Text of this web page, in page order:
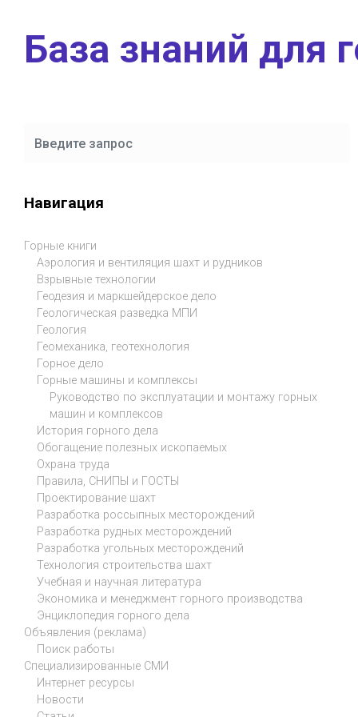
База знаний для
Навигация
Горные книги
Аэрология и вентиляция шахт и рудников
Взрывные технологии
Геодезия и маркшейдерское дело
Геологическая разведка МПИ
Геология
Геомеханика, геотехнология
Горное дело
Горные машины и комплексы
Руководство по эксплуатации и монтажу горных
машин и комплексов
История горного дела
Обогащение полезных ископаемых
Охрана труда
Правила, СНИПЫ и ГОСТЫ
Проектирование шахт
Разработка россыпных месторождений
Разработка рудных месторождений
Разработка угольных месторождений
Технология строительства шахт
Учебная и научная литература
Экономика и менеджмент горного производства
Энциклопедия горного дела
Объявления (реклама)
Поиск работы
Специализированные СМИ
Интернет ресурсы
Новости